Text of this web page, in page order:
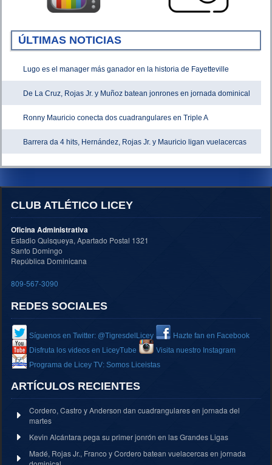
ÚLTIMAS NOTICIAS
Lugo es el manager más ganador en la historia de Fayetteville
De La Cruz, Rojas Jr. y Muñoz batean jonrones en jornada dominical
Ronny Mauricio conecta dos cuadrangulares en Triple A
Barrera da 4 hits, Hernández, Rojas Jr. y Mauricio ligan vuelacercas
CLUB ATLÉTICO LICEY
Oficina Administrativa
Estadio Quisqueya, Apartado Postal 1321
Santo Domingo
República Dominicana
809-567-3090
REDES SOCIALES
Síguenos en Twitter: @TigresdelLicey
Hazte fan en Facebook
Disfruta los videos en LiceyTube
Visita nuestro Instagram
Programa de Licey TV: Somos Liceistas
ARTÍCULOS RECIENTES
Cordero, Castro y Anderson dan cuadrangulares en jornada del
martes
Kevin Alcántara pega su primer jonrón en las Grandes Ligas
Madé, Rojas Jr., Franco y Cordero batean vuelacercas en jornada